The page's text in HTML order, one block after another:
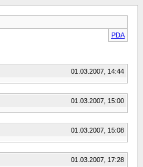
PDA
01.03.2007, 14:44
01.03.2007, 15:00
01.03.2007, 15:08
01.03.2007, 17:28